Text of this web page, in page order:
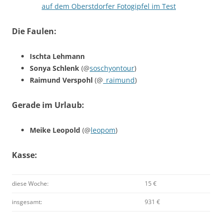
auf dem Oberstdorfer Fotogipfel im Test
Die Faulen:
Ischta Lehmann
Sonya Schlenk (@soschyontour)
Raimund Verspohl (@ _raimund)
Gerade im Urlaub:
Meike Leopold (@leopom)
Kasse:
diese Woche: 15 €
insgesamt: 931 €